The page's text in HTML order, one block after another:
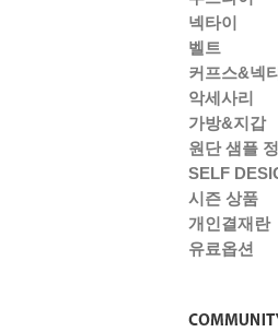
넥타이
벨트
커프스&넥
악세사리
가방&지갑
원단 샘플
SELF
시즌 상품
개인결재란
유료옵션